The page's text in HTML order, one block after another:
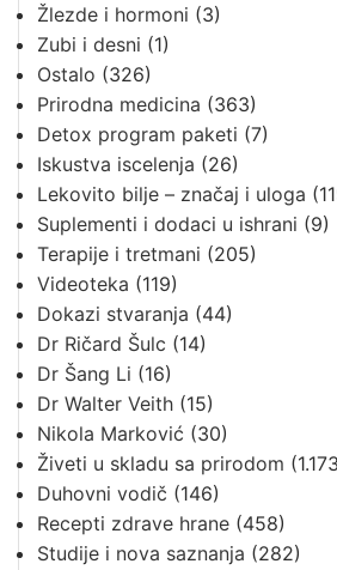
Žlezde i hormoni (3)
Zubi i desni (1)
Ostalo (326)
Prirodna medicina (363)
Detox program paketi (7)
Iskustva iscelenja (26)
Lekovito bilje – značaj i uloga
Suplementi i dodaci u ishrani (9)
Terapije i tretmani (205)
Videoteka (119)
Dokazi stvaranja (44)
Dr Ričard Šulc (14)
Dr Šang Li (16)
Dr Walter Veith (15)
Nikola Marković (30)
Živeti u skladu sa prirodom
Duhovni vodič (146)
Recepti zdrave hrane (458)
Studije i nova saznanja (282)